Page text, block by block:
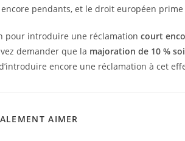
pendants, et le droit européen
pour introduire une réclamation court
demander que la majoration de 10 %
encore une réclamation à cet
AIMER